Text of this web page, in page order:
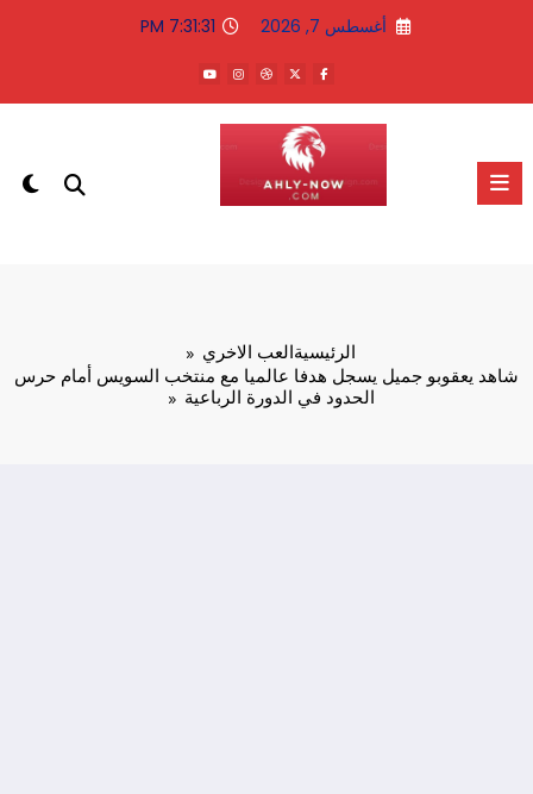
أغسطس 7, 2026 7:31:31 PM
الرئيسيةالعب الاخري
شاهد يعقوبو جميل يسجل هدفا عالميا مع منتخب السويس أمام حرس
الحدود في الدورة الرباعية